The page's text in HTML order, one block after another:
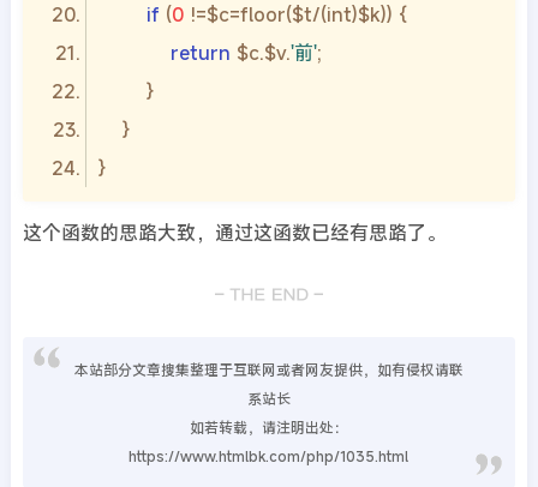
if (0
!=$c=floor($t/(int)$k)) {
return $c.$v.'前'
}
}
}
这个函数的思路大致，通过这函数已经有思路了。
本站部分文章搜集整理于互联网或者网友提供，如有侵权请联
系站长
如若转载，请注明出处：
https://www.htmlbk.com/php/1035.html